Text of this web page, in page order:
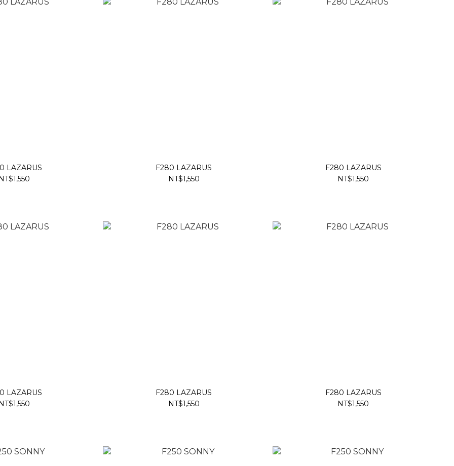
LAZARUS
F280 LAZARUS
NT$1,550
F280 LAZARUS
NT$1,550
LAZARUS
F280 LAZARUS
NT$1,550
F280 LAZARUS
NT$1,550